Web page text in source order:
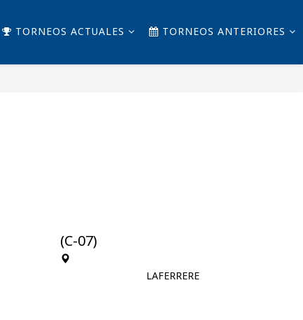
TORNEOS ACTUALES TORNEOS ANTERIORES
(C-07)
LAFERRERE